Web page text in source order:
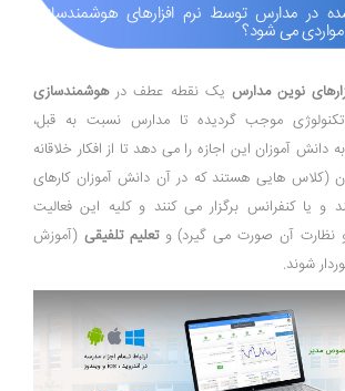
در مدارس توسط نرم افزارهای هوشمندسازی
می شود؟
نوین مدارس یک نقطه عطف درهوشمندسازی
موجب گردیده تا مدارس نسبت به قبل،
دانش آموزان این اجازه را می دهد تا از افکار خلاقانه
(کلاس هایی هستند که در آن دانش آموزان کارهای
و یا کنفرانس برگزار می کنند و کلیه این فعالیت
نظارت آن صورت می گیرد) وتعلیم تلفیقی (آموزش
شوند.